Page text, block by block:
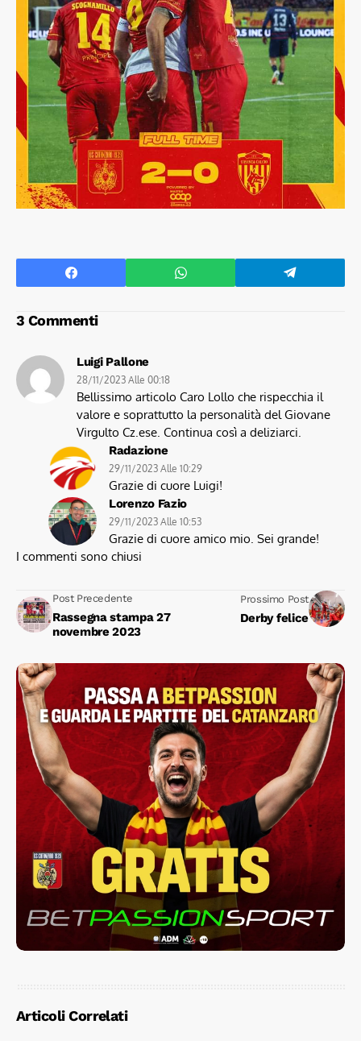
3 Commenti
Luigi Pallone
28/11/2023 Alle 00:18
Bellissimo articolo Caro Lollo che rispecchia il
valore e soprattutto la personalità del Giovane
Virgulto Cz.ese. Continua così a deliziarci.
Radazione
29/11/2023 Alle 10:29
Grazie di cuore Luigi!
Lorenzo Fazio
29/11/2023 Alle 10:53
Grazie di cuore amico mio. Sei grande!
I commenti sono chiusi
Post Precedente
Rassegna stampa 27
novembre 2023
Prossimo Post
Derby felice
Articoli Correlati